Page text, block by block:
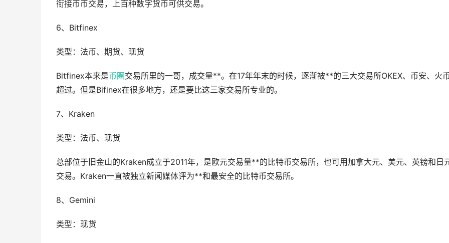
衔接币币交易，上百种数字货币可供交易。
6、Bitfinex
类型：法币、期货、现货
Bitfinex本来是币圈交易所里的一哥，成交量**。在17年年末的时候，逐渐被**的三大交易所OKEX、币安、火
超过。但是Bifinex在很多地方，还是要比这三家交易所专业的。
7、Kraken
类型：法币、现货
总部位于旧金山的Kraken成立于2011年，是欧元交易量**的比特币交易所，也可用加拿大元、美元、英镑和日
交易。Kraken一直被独立新闻媒体评为**和最安全的比特币交易所。
8、Gemini
类型：现货